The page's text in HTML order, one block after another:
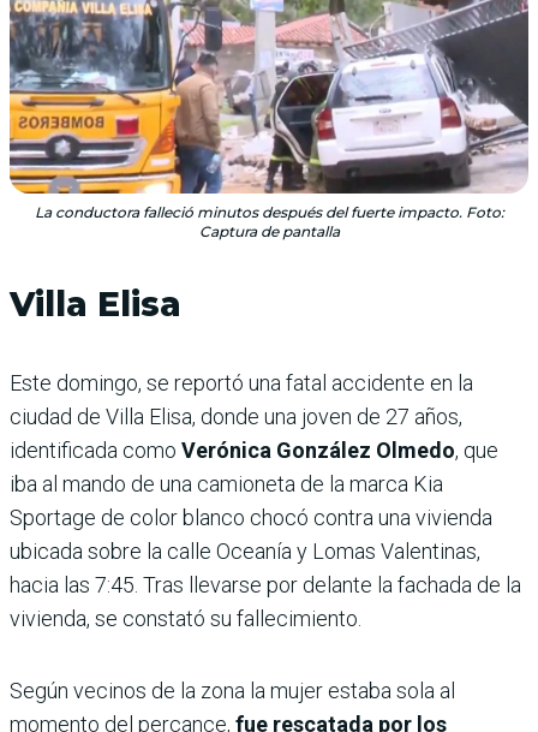
La conductora falleció minutos después del fuerte impacto. Foto:
Captura de pantalla
Villa Elisa
Este domingo, se reportó una fatal accidente en la
ciudad de Villa Elisa, donde una joven de 27 años,
identificada como Verónica González Olmedo, que
iba al mando de una camioneta de la marca Kia
Sportage de color blanco chocó contra una vivienda
ubicada sobre la calle Oceanía y Lomas Valentinas,
hacia las 7:45. Tras llevarse por delante la fachada de la
vivienda, se constató su fallecimiento.
Según vecinos de la zona la mujer estaba sola al
momento del percance, fue rescatada por los